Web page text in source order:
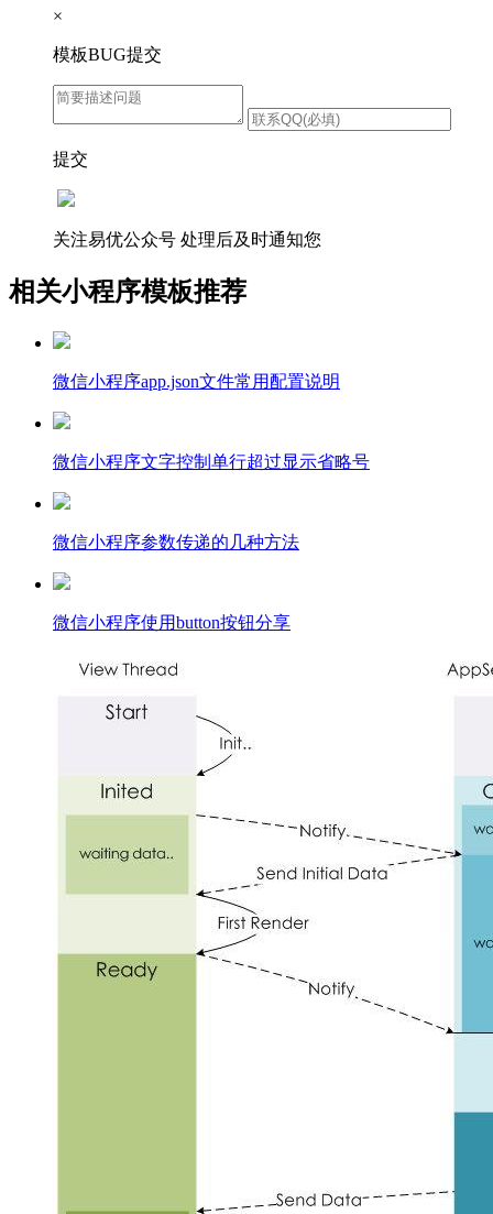
×
模板BUG提交
提交
关注易优公众号 处理后及时通知您
相关小程序模板推荐
微信小程序app.json文件常用配置说明
微信小程序文字控制单行超过显示省略号
微信小程序参数传递的几种方法
微信小程序使用button按钮分享